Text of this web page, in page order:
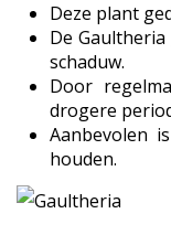
Deze plant
De
schaduw.
Door
drogere
Aanbevolen
houden.